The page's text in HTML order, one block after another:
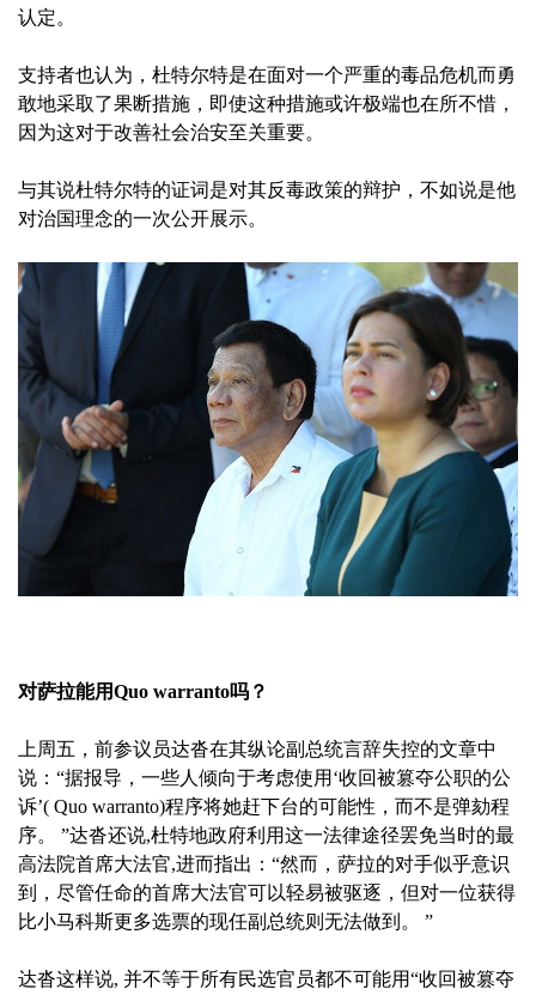
认定。
支持者也认为，杜特尔特是在面对一个严重的毒品危机而勇
敢地采取了果断措施，即使这种措施或许极端也在所不惜，
因为这对于改善社会治安至关重要。
与其说杜特尔特的证词是对其反毒政策的辩护，不如说是他
对治国理念的一次公开展示。
对萨拉能用Quo warranto吗？
上周五，前参议员达沓在其纵论副总统言辞失控的文章中
说：“据报导，一些人倾向于考虑使用‘收回被篡夺公职的公
诉’( Quo warranto)程序将她赶下台的可能性，而不是弹劾程
序。 ”达沓还说,杜特地政府利用这一法律途径罢免当时的最
高法院首席大法官,进而指出：“然而，萨拉的对手似乎意识
到，尽管任命的首席大法官可以轻易被驱逐，但对一位获得
比小马科斯更多选票的现任副总统则无法做到。 ”
达沓这样说, 并不等于所有民选官员都不可能用“收回被篡夺